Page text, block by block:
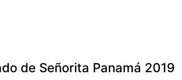
de Señorita Panamá 2019